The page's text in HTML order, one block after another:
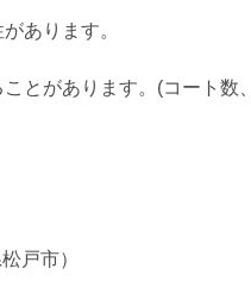
あります。
とがあります。(コート数
戸市）